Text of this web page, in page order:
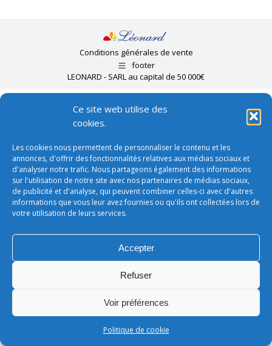
Ce site web utilise des
cookies.
Les cookies nous permettent de personnaliser le contenu et les
annonces, d'offrir des fonctionnalités relatives aux médias sociaux et
d'analyser notre trafic. Nous partageons également des informations
sur l'utilisation de notre site avec nos partenaires de médias sociaux,
de publicité et d'analyse, qui peuvent combiner celles-ci avec d'autres
informations que vous leur avez fournies ou qu'ils ont collectées lors de
votre utilisation de leurs services.
Accepter
Refuser
Voir préférences
Politique de cookie
Conditions générales de vente
footer
LEONARD - SARL au capital de 50 000€